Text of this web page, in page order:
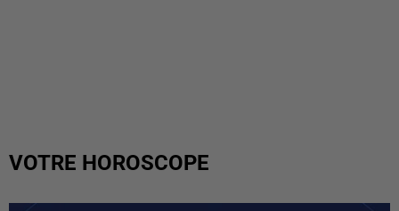
VOTRE HOROSCOPE